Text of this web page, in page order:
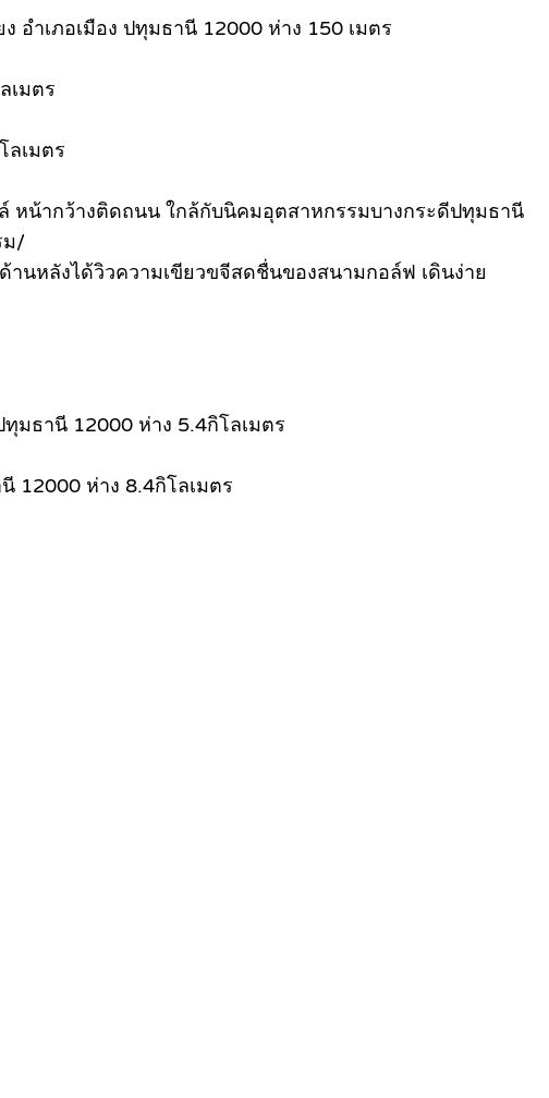
ำเภอเมือง ปทุมธานี 12000 ห่าง 150 เมตร
เมตร
ลเมตร
หน้ากว้างติดถนน ใกล้กับนิคมอุตสาหกรรมบางกระดีปทุมธานี
ม/
นหลังได้วิวความเขียวขจีสดชื่นของสนามกอล์ฟ เดินง่าย
มธานี 12000 ห่าง 5.4กิโลเมตร
12000 ห่าง 8.4กิโลเมตร